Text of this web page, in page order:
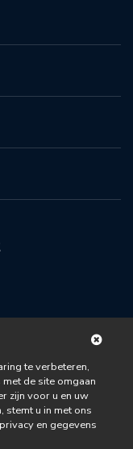
te verbeteren,
de site omgaan
zijn voor u en uw
stemt u in met ons
en gegevens